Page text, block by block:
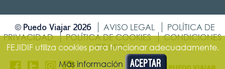
© Puedo Viajar 2026 AVISO LEGAL
POLÍTICA DE
PRIVACIDAD
POLÍTICA DE COOKIES
CONDICIONES
DE USO
FEJIDIF utiliza cookies para funcionar adecuadamente.
Más información
Aceptar